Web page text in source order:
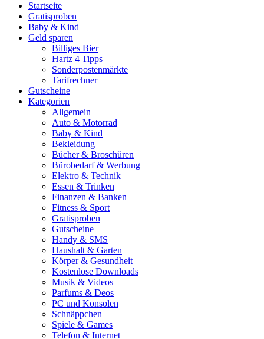
Startseite
Gratisproben
Baby & Kind
Geld sparen
Billiges Bier
Hartz 4 Tipps
Sonderpostenmärkte
Tarifrechner
Gutscheine
Kategorien
Allgemein
Auto & Motorrad
Baby & Kind
Bekleidung
Bücher & Broschüren
Bürobedarf & Werbung
Elektro & Technik
Essen & Trinken
Finanzen & Banken
Fitness & Sport
Gratisproben
Gutscheine
Handy & SMS
Haushalt & Garten
Körper & Gesundheit
Kostenlose Downloads
Musik & Videos
Parfums & Deos
PC und Konsolen
Schnäppchen
Spiele & Games
Telefon & Internet